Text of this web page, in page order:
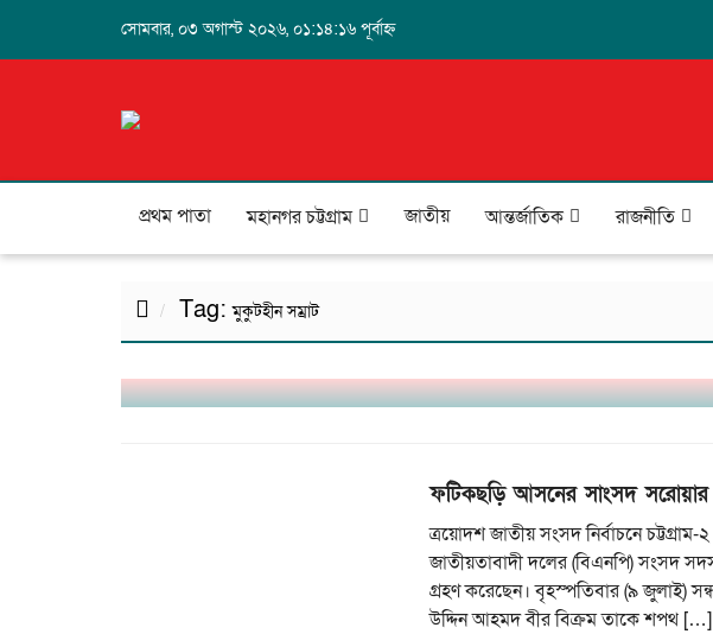
সোমবার, ০৩ অগাস্ট ২০২৬, ০১:১৪:১৬ পূর্বাহ্ন
প্রথম পাতা মহানগর চট্টগ্রাম জাতীয় আন্তর্জাতিক রাজনীতি
Tag:মুকুটহীন সম্রাট
ফটিকছড়ি আসনের সাংসদ
ত্রয়োদশ জাতীয় সংসদ নির্বাচনে
জাতীয়তাবাদী দলের (বিএনপি) সংসদ
গ্রহণ করেছেন। বৃহস্পতিবার (৯ জুলাই)
উদ্দিন আহমদ বীর বিক্রম তাকে শপথ […]